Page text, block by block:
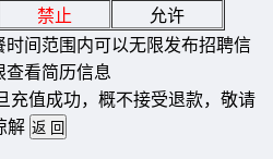
禁止
允许
间范围内可以无限发布招聘信
查看简历信息
充值成功，概不接受退款，敬请
解